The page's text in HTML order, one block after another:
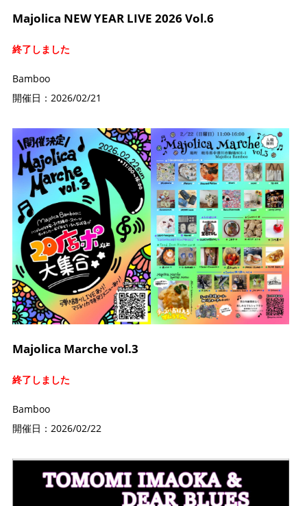
Majolica NEW YEAR LIVE 2026 Vol.6
終了しました
Bamboo
開催日：2026/02/21
Majolica Marche vol.3
終了しました
Bamboo
開催日：2026/02/22